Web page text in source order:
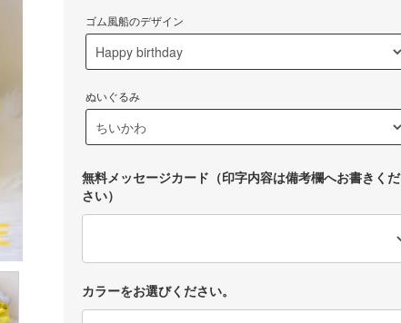
ゴム風船のデザイン
ぬいぐるみ
無料メッセージカード（印字内容は備考欄へお書きくだ
さい）
カラーをお選びください。